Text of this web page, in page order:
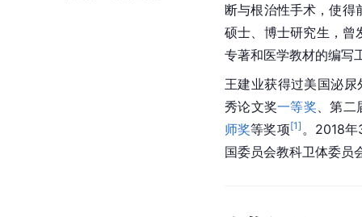
断与根治性手术，使得
硕士、 博士研究生 ，
专著和医学教材的编写
王建业获得过美国泌
秀论文奖一等奖 、第二
师奖等奖项[1] 。2018年
国委员会教科卫体委员